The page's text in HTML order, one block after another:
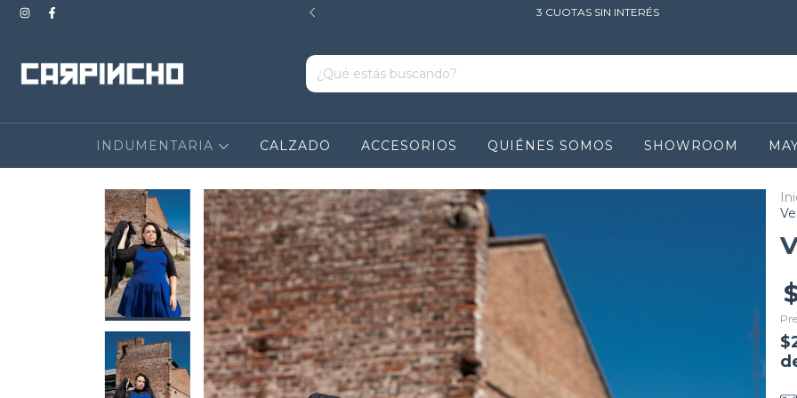
MAYORES A $200.000. EXCLUYE CALZADO 3 CUOTAS SIN INTERÉS
INDUMENTARIA CALZADO ACCESORIOS QUIÉNES SOMOS SHOWROOM